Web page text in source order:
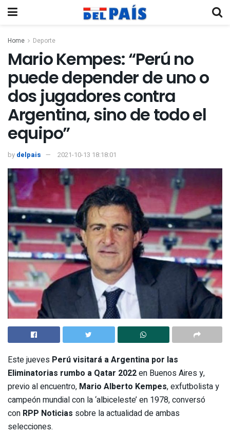
Home Deporte
Mario Kempes: “Perú no
puede depender de uno o
dos jugadores contra
Argentina, sino de todo el
equipo”
by delpais 2021-10-13 18:18:01
Este jueves Perú visitará a Argentina por las
Eliminatorias rumbo a Qatar 2022en Buenos Aires y,
previo al encuentro, Mario Alberto Kempes, exfutbolista y
campeón mundial con la ‘albiceleste’ en 1978, conversó
con RPP Noticias sobre la actualidad de ambas
selecciones.